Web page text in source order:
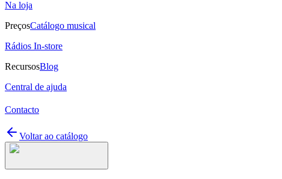
Na loja
PreçosCatálogo musical
Rádios In-store
RecursosBlog
Central de ajuda
Contacto
Voltar ao catálogo